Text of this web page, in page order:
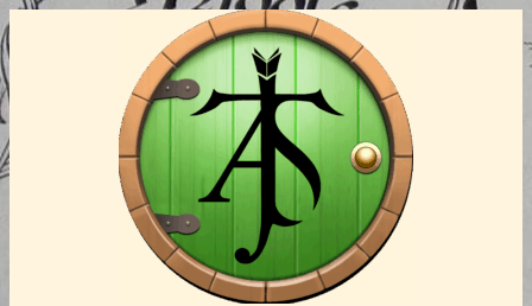
Vai
al
contenuto